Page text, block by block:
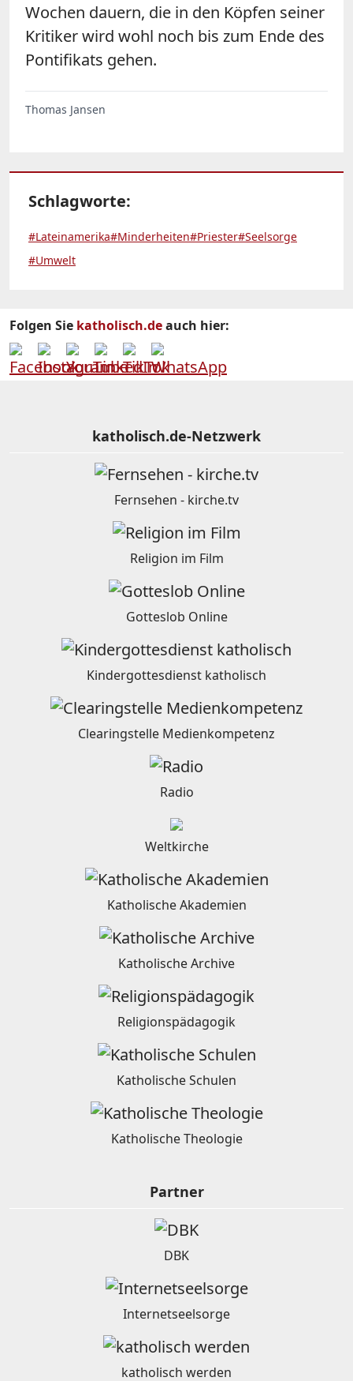
Wochen dauern, die in den Köpfen seiner
Kritiker wird wohl noch bis zum Ende des
Pontifikats gehen.
Thomas Jansen
Schlagworte:
#Lateinamerika#Minderheiten#Priester#Seelsorge
#Umwelt
Folgen Sie katholisch.deauch hier:
katholisch.de-Netzwerk
Fernsehen - kirche.tv
Religion im Film
Gotteslob Online
Kindergottesdienst katholisch
Clearingstelle Medienkompetenz
Radio
Weltkirche
Katholische Akademien
Katholische Archive
Religionspädagogik
Katholische Schulen
Katholische Theologie
Partner
DBK
Internetseelsorge
katholisch werden